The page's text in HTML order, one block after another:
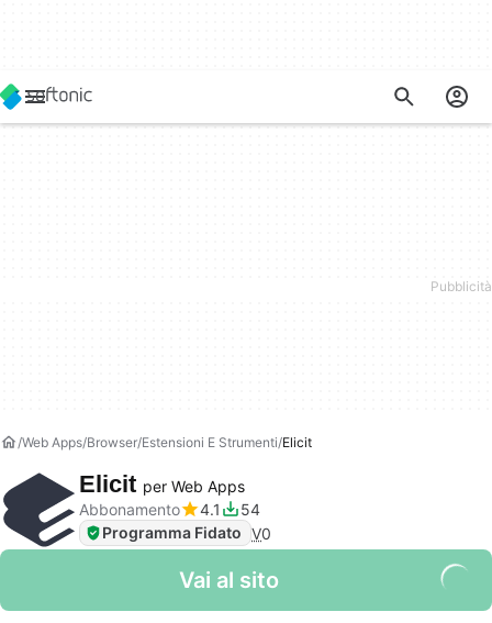
Web Apps Browser Estensioni E Strumenti Elicit
Elicit per Web Apps
Abbonamento
4.1
54
Programma Fidato V0
Vai al sito